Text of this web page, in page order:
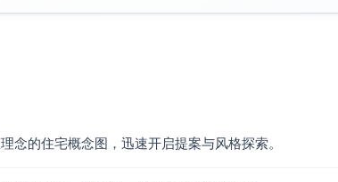
念的住宅概念图，迅速开启提案与风格探索。